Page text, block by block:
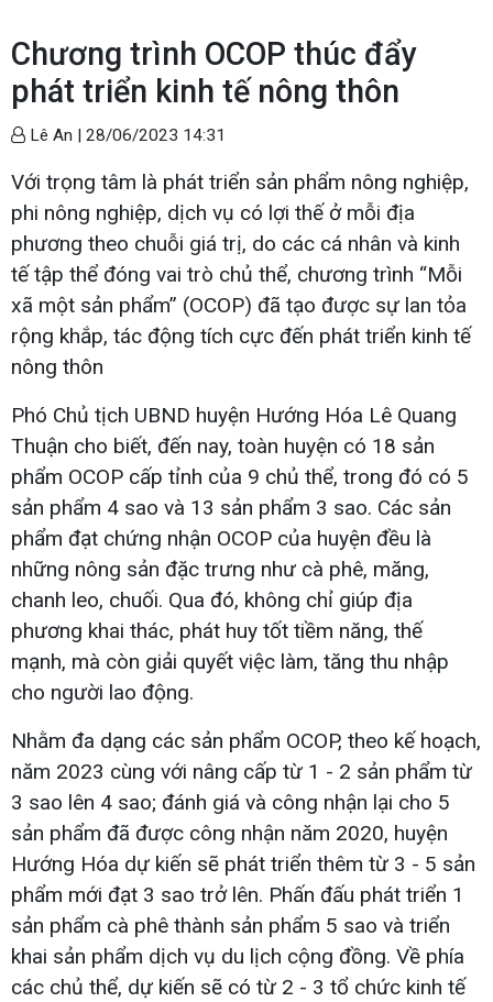
Chương trình OCOP thúc đẩy
phát triển kinh tế nông thôn
Lê An | 28/06/2023 14:31
Với trọng tâm là phát triển sản phẩm nông nghiệp,
phi nông nghiệp, dịch vụ có lợi thế ở mỗi địa
phương theo chuỗi giá trị, do các cá nhân và kinh
tế tập thể đóng vai trò chủ thể, chương trình “Mỗi
xã một sản phẩm” (OCOP) đã tạo được sự lan tỏa
rộng khắp, tác động tích cực đến phát triển kinh tế
nông thôn
Phó Chủ tịch UBND huyện Hướng Hóa Lê Quang
Thuận cho biết, đến nay, toàn huyện có 18 sản
phẩm OCOP cấp tỉnh của 9 chủ thể, trong đó có 5
sản phẩm 4 sao và 13 sản phẩm 3 sao. Các sản
phẩm đạt chứng nhận OCOP của huyện đều là
những nông sản đặc trưng như cà phê, măng,
chanh leo, chuối. Qua đó, không chỉ giúp địa
phương khai thác, phát huy tốt tiềm năng, thế
mạnh, mà còn giải quyết việc làm, tăng thu nhập
cho người lao động.
Nhằm đa dạng các sản phẩm OCOP, theo kế hoạch,
năm 2023 cùng với nâng cấp từ 1 - 2 sản phẩm từ
3 sao lên 4 sao; đánh giá và công nhận lại cho 5
sản phẩm đã được công nhận năm 2020, huyện
Hướng Hóa dự kiến sẽ phát triển thêm từ 3 - 5 sản
phẩm mới đạt 3 sao trở lên. Phấn đấu phát triển 1
sản phẩm cà phê thành sản phẩm 5 sao và triển
khai sản phẩm dịch vụ du lịch cộng đồng. Về phía
các chủ thể, dự kiến sẽ có từ 2 - 3 tổ chức kinh tế